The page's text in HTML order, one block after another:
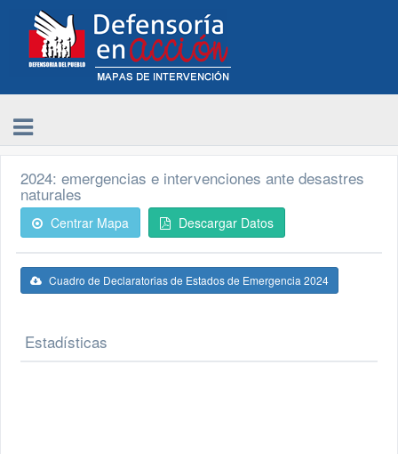
2024: emergencias e intervenciones ante desastres
naturales
Centrar Mapa Descargar Datos
Cuadro de Declaratorias de Estados de Emergencia 2024
Estadísticas